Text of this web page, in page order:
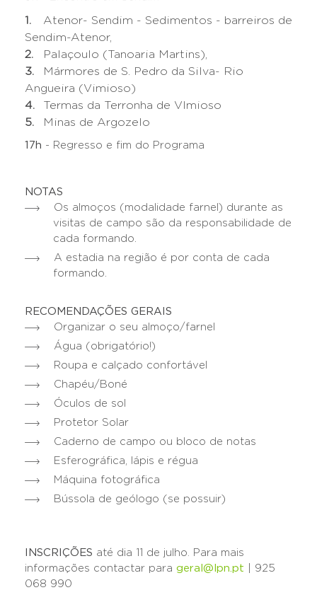
Atenor- Sendim - Sedimentos - barreiros de
Sendim-Atenor,
Palaçoulo (Tanoaria Martins),
Mármores de S. Pedro da Silva- Rio
Angueira (Vimioso)
Termas da Terronha de VImioso
Minas de Argozelo
17h - Regresso e fim do Programa
NOTAS
Os almoços (modalidade farnel) durante as
visitas de campo são da responsabilidade de
cada formando.
A estadia na região é por conta de cada
formando.
RECOMENDAÇÕES GERAIS
Organizar o seu almoço/farnel
Água (obrigatório!)
Roupa e calçado confortável
Chapéu/Boné
Óculos de sol
Protetor Solar
Caderno de campo ou bloco de notas
Esferográfica, lápis e régua
Máquina fotográfica
Bússola de geólogo (se possuir)
INSCRIÇÕES até dia 11 de julho. Para mais
informações contactar para geral@lpn.pt | 925
068 990